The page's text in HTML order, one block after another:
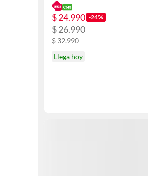
$ 24.990 -24%
$ 26.990
$ 32.990
Llega hoy